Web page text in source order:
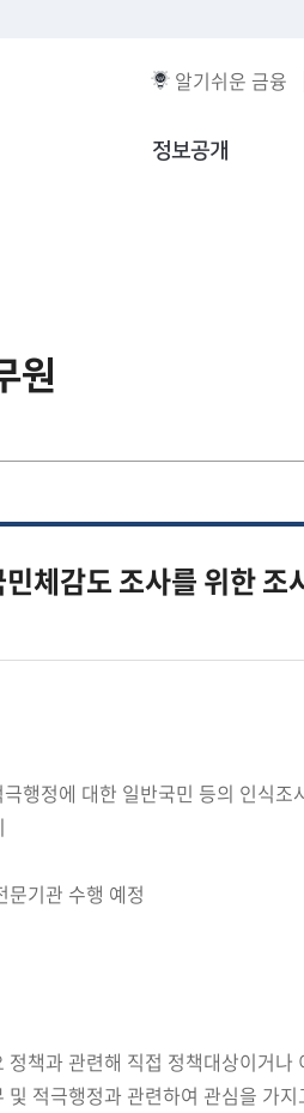
알기쉬운 금융
정보공개
원
체감도 조사를 위한 조
행정에 대한 일반국민 등의 인식
문기관 수행 예정
정책과 관련해 직접 정책대상이거
및 적극행정과 관련하여 관심을 가